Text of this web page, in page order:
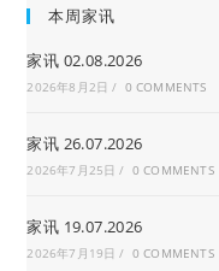
本周家讯
家讯 02.08.2026
2026年8月2日 / 0 COMMENTS
家讯 26.07.2026
2026年7月25日 / 0 COMMENTS
家讯 19.07.2026
2026年7月19日 / 0 COMMENTS